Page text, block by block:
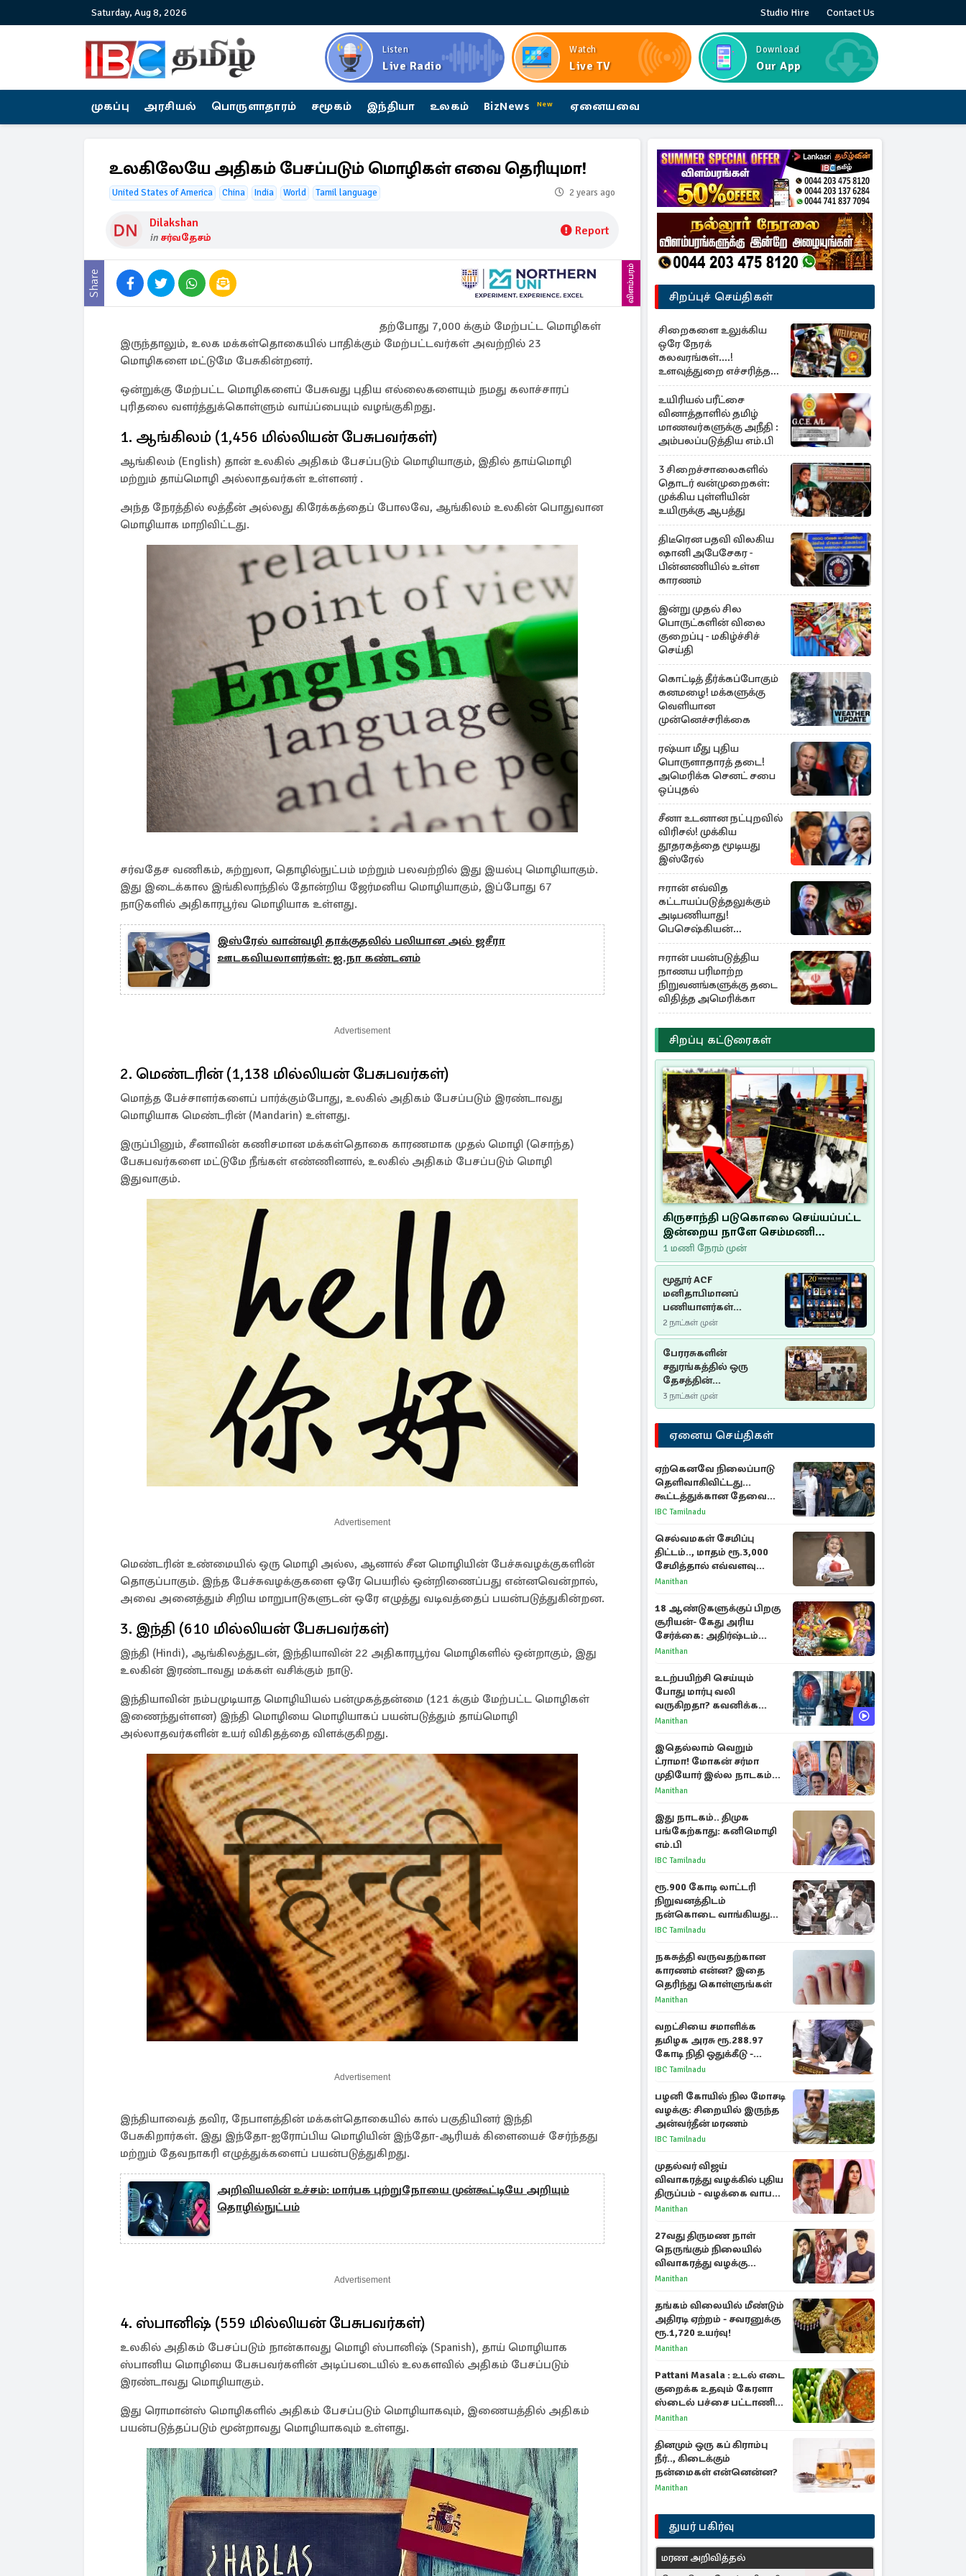
Saturday, Aug 8, 2026 Studio Hire Contact Us
Listen
Live Radio
Watch
Live TV
Download
Our App
முகப்பு அரசியல் பொருளாதாரம் சமூகம் இந்தியா உலகம் BizNews New ஏனையவை
உலகிலேயே அதிகம் பேசப்படும் மொழிகள் எவை தெரியுமா!
United States of America China India World Tamil language 2 years ago
Dilakshan
in சர்வதேசம் Report
Share விளம்பரம்
தற்போது 7,000 க்கும் மேற்பட்ட மொழிகள்
இருந்தாலும், உலக மக்கள்தொகையில் பாதிக்கும் மேற்பட்டவர்கள் அவற்றில் 23
மொழிகளை மட்டுமே பேசுகின்றனர்.
ஒன்றுக்கு மேற்பட்ட மொழிகளைப் பேசுவது புதிய எல்லைகளையும் நமது கலாச்சாரப்
புரிதலை வளர்த்துக்கொள்ளும் வாய்ப்பையும் வழங்குகிறது.
1. ஆங்கிலம் (1,456 மில்லியன் பேசுபவர்கள்)
ஆங்கிலம் (English) தான் உலகில் அதிகம் பேசப்படும் மொழியாகும், இதில் தாய்மொழி
மற்றும் தாய்மொழி அல்லாதவர்கள் உள்ளனர் .
அந்த நேரத்தில் லத்தீன் அல்லது கிரேக்கத்தைப் போலவே, ஆங்கிலம் உலகின் பொதுவான
மொழியாக மாறிவிட்டது.
சர்வதேச வணிகம், சுற்றுலா, தொழில்நுட்பம் மற்றும் பலவற்றில் இது இயல்பு மொழியாகும்.
இது இடைக்கால இங்கிலாந்தில் தோன்றிய ஜேர்மனிய மொழியாகும், இப்போது 67
நாடுகளில் அதிகாரபூர்வ மொழியாக உள்ளது.
இஸ்ரேல் வான்வழி தாக்குதலில் பலியான அல் ஜசீரா
ஊடகவியலாளர்கள்: ஐ.நா கண்டனம்
Advertisement
2. மெண்டரின் (1,138 மில்லியன் பேசுபவர்கள்)
மொத்த பேச்சாளர்களைப் பார்க்கும்போது, ​​உலகில் அதிகம் பேசப்படும் இரண்டாவது
மொழியாக மெண்டரின் (Mandarin) உள்ளது.
இருப்பினும், சீனாவின் கணிசமான மக்கள்தொகை காரணமாக முதல் மொழி (சொந்த)
பேசுபவர்களை மட்டுமே நீங்கள் எண்ணினால், உலகில் அதிகம் பேசப்படும் மொழி
இதுவாகும்.
Advertisement
மெண்டரின் உண்மையில் ஒரு மொழி அல்ல, ஆனால் சீன மொழியின் பேச்சுவழக்குகளின்
தொகுப்பாகும். இந்த பேச்சுவழக்குகளை ஒரே பெயரில் ஒன்றிணைப்பது என்னவென்றால்,
அவை அனைத்தும் சிறிய மாறுபாடுகளுடன் ஒரே எழுத்து வடிவத்தைப் பயன்படுத்துகின்றன.
3. இந்தி (610 மில்லியன் பேசுபவர்கள்)
இந்தி (Hindi), ஆங்கிலத்துடன், இந்தியாவின் 22 அதிகாரபூர்வ மொழிகளில் ஒன்றாகும், இது
உலகின் இரண்டாவது மக்கள் வசிக்கும் நாடு.
இந்தியாவின் நம்பமுடியாத மொழியியல் பன்முகத்தன்மை (121 க்கும் மேற்பட்ட மொழிகள்
இணைந்துள்ளன) இந்தி மொழியை மொழியாகப் பயன்படுத்தும் தாய்மொழி
அல்லாதவர்களின் உயர் விகிதத்தை விளக்குகிறது.
Advertisement
இந்தியாவைத் தவிர, நேபாளத்தின் மக்கள்தொகையில் கால் பகுதியினர் இந்தி
பேசுகிறார்கள். இது இந்தோ-ஐரோப்பிய மொழியின் இந்தோ-ஆரியக் கிளையைச் சேர்ந்தது
மற்றும் தேவநாகரி எழுத்துக்களைப் பயன்படுத்துகிறது.
அறிவியலின் உச்சம்: மார்பக புற்றுநோயை முன்கூட்டியே அறியும்
தொழில்நுட்பம்
Advertisement
4. ஸ்பானிஷ் (559 மில்லியன் பேசுபவர்கள்)
உலகில் அதிகம் பேசப்படும் நான்காவது மொழி ஸ்பானிஷ் (Spanish), தாய் மொழியாக
ஸ்பானிய மொழியை பேசுபவர்களின் அடிப்படையில் உலகளவில் அதிகம் பேசப்படும்
இரண்டாவது மொழியாகும்.
இது ரொமான்ஸ் மொழிகளில் அதிகம் பேசப்படும் மொழியாகவும், இணையத்தில் அதிகம்
பயன்படுத்தப்படும் மூன்றாவது மொழியாகவும் உள்ளது.
சிறப்புச் செய்திகள்
சிறைகளை உலுக்கிய
ஒரே நேரக்
கலவரங்கள்....!
உளவுத்துறை எச்சரித்த
பாரிய சதி அம்பலம்
உயிரியல் பரீட்சை
வினாத்தாளில் தமிழ்
மாணவர்களுக்கு அநீதி :
அம்பலப்படுத்திய எம்.பி
3 சிறைச்சாலைகளில்
தொடர் வன்முறைகள்:
முக்கிய புள்ளியின்
உயிருக்கு ஆபத்து
திடீரென பதவி விலகிய
ஷானி அபேசேகர -
பின்னணியில் உள்ள
காரணம்
இன்று முதல் சில
பொருட்களின் விலை
குறைப்பு - மகிழ்ச்சிச்
செய்தி
கொட்டித் தீர்க்கப்போகும்
கனமழை! மக்களுக்கு
வெளியான
முன்னெச்சரிக்கை
ரஷ்யா மீது புதிய
பொருளாதாரத் தடை!
அமெரிக்க செனட் சபை
ஒப்புதல்
சீனா உடனான நட்புறவில்
விரிசல்! முக்கிய
தூதரகத்தை மூடியது
இஸ்ரேல்
ஈரான் எவ்வித
கட்டாயப்படுத்தலுக்கும்
அடிபணியாது!
பெசெஷ்கியன்
அறிவிப்பு
ஈரான் பயன்படுத்திய
நாணய பரிமாற்ற
நிறுவனங்களுக்கு தடை
விதித்த அமெரிக்கா
சிறப்பு கட்டுரைகள்
கிருசாந்தி படுகொலை செய்யப்பட்ட
இன்றைய நாளே செம்மணி
இனப்படுகொலை தினம்…!
1 மணி நேரம் முன்
மூதூர் ACF
மனிதாபிமானப்
பணியாளர்கள்
படுகொலை (2006): 20
ஆண்டுகளாகியும் நீதி
மறுக்கப்பட்ட
மனிதாபிமானப்
பேரவலம்
2 நாட்கள் முன்
பேரரசுகளின்
சதுரங்கத்தில் ஒரு
தேசத்தின்
தீர்க்கதரிசனம் :
சுதுமலை பிரகடனம்
ஒரு வரலாற்றுப் பாடம்
3 நாட்கள் முன்
ஏனைய செய்திகள்
ஏற்கெனவே நிலைப்பாடு
தெளிவாகிவிட்டது...
கூட்டத்துக்கான தேவை
என்ன? - கனிமொழி
IBC Tamilnadu
செல்வமகள் சேமிப்பு
திட்டம்.., மாதம் ரூ.3,000
சேமித்தால் எவ்வளவு
கிடைக்கும்?
Manithan
18 ஆண்டுகளுக்குப் பிறகு
சூரியன்- கேது அரிய
சேர்க்கை: அதிர்ஷ்டம்
பெறும் 3 ராசிகள்!
Manithan
உடற்பயிற்சி செய்யும்
போது மார்பு வலி
வருகிறதா? கவனிக்க
வேண்டிய எச்சரிக்கை
Manithan
இதெல்லாம் வெறும்
ட்ராமா! மோகன் சர்மா
முதியோர் இல்ல நாடகம்
குறித்து குட்டி பத்மினி
Manithan
இது நாடகம்.. திமுக
பங்கேற்காது: கனிமொழி
எம்.பி
IBC Tamilnadu
ரூ.900 கோடி லாட்டரி
நிறுவனத்திடம்
நன்கொடை வாங்கியது
ஏன்? உதயநிதி - ஆதவ்
IBC Tamilnadu
நகசுத்தி வருவதற்கான
காரணம் என்ன? இதை
தெரிந்து கொள்ளுங்கள்
Manithan
வறட்சியை சமாளிக்க
தமிழக அரசு ரூ.288.97
கோடி நிதி ஒதுக்கீடு -
வெளியான அரசாணை
IBC Tamilnadu
பழனி கோயில் நில மோசடி
வழக்கு: சிறையில் இருந்த
அன்வர்தீன் மரணம்
IBC Tamilnadu
முதல்வர் விஜய்
விவாகரத்து வழக்கில் புதிய
திருப்பம் - வழக்கை வாபஸ்
பெற்ற சங்கீதா!
Manithan
27வது திருமண நாள்
நெருங்கும் நிலையில்
விவாகரத்து வழக்கு
வாபஸ்! விஜய்யுடன்
Manithan
தங்கம் விலையில் மீண்டும்
அதிரடி ஏற்றம் - சவரனுக்கு
ரூ.1,720 உயர்வு!
Manithan
Pattani Masala : உடல் எடை
குறைக்க உதவும் கேரளா
ஸ்டைல் பச்சை பட்டாணி
கிரேவி
Manithan
தினமும் ஒரு கப் கிராம்பு
நீர்.., கிடைக்கும்
நன்மைகள் என்னென்ன?
Manithan
துயர் பகிர்வு
மரண அறிவித்தல்